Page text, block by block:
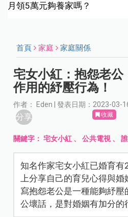
月領5萬元夠養家嗎？
首頁 家庭 家庭關係
宅女小紅：抱怨老
作用的紓壓行為！
作者： Eden | 發表日期：2023-03-
分享 收藏
關鍵字：宅女小紅 、公共電視 、
知名作家宅女小紅已婚育有
上分享自己的育兒心得與
寫抱怨老公是一種能夠紓
公壞話，是對婚姻有加分的